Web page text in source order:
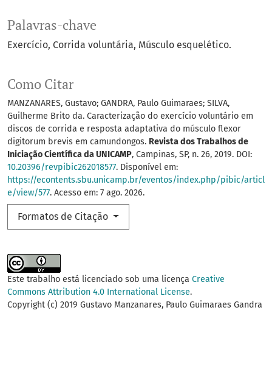
Palavras-chave
Exercício Corrida voluntária Músculo esquelético.
Como Citar
MANZANARES, Gustavo; GANDRA, Paulo Guimaraes; SILVA,
Guilherme Brito da. Caracterização do exercício voluntário em
discos de corrida e resposta adaptativa do músculo flexor
digitorum brevis em camundongos. Revista dos Trabalhos de
Iniciação Científica da UNICAMP, Campinas, SP, n. 26, 2019. DOI:
10.20396/revpibic262018577. Disponível em:
https://econtents.sbu.unicamp.br/eventos/index.php/pibic/articl
e/view/577. Acesso em: 7 ago. 2026.
Formatos de Citação
Este trabalho está licenciado sob uma licença Creative
Commons Attribution 4.0 International License.
Copyright (c) 2019 Gustavo Manzanares, Paulo Guimaraes Gandra